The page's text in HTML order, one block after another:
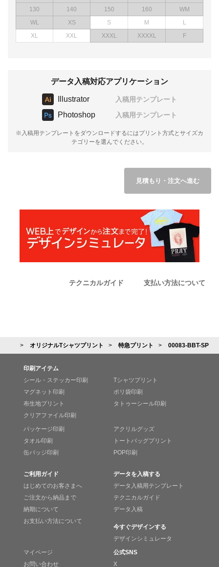
130
140 150 160
WM
WL
XS S M
L
XL
XXL XXXL XXXXL F
データ入稿対応アプリケーション
Illustrator 入稿用テンプレート
Photoshop 入稿用テンプレート
※入稿用テンプレートをダウンロードするにはプリント方式とサイズカ
テゴリーを選んでください。
見積もり・注文へ進む
テクニカルガイド 支払い方法について
オリジナルTシャツプリント 特急プリント 00083-BBT-SP
印刷アイテム
シール・ステッカー印刷
マグネット印刷
布生地プリント
クリアファイル印刷
Tシャツプリント
ポリ袋印刷
タトゥーシール印刷
パッケージ印刷
タオル印刷
缶バッジ印刷
アクリルグッズ
トートバッグプリント
POP印刷
ご利用ガイド
はじめてのお客さまへ
ご注文から納品まで
納期について
お支払い方法について
データを入稿する
データ入稿用テンプレート
テクニカルガイド
データ入稿
今すぐデザインする
デザインシミュレータ
マイページ
お問い合わせ
公式SNS
X